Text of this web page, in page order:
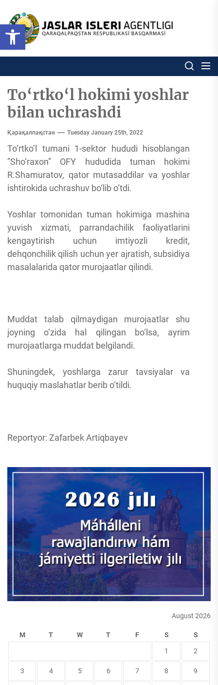
Open toolbar
content
Respublikası
basqarması
Ózbekstan jaslar isleri
To‘rtko‘l hokimi yoshlar
bilan uchrashdi
Қарақалпақстан Tuesday January 25th, 2022
To‘rtko‘l tumani 1-sektor hududi hisoblangan
”Sho‘raxon” OFY hududida tuman hokimi
R.Shamuratov, qator mutasaddilar va yoshlar
ishtirokida uchrashuv bo‘lib o‘tdi.
Yoshlar tomonidan tuman hokimiga mashina
yuvish xizmati, parrandachilik faoliyatlarini
kengaytirish uchun imtiyozli kredit,
dehqonchilik qilish uchun yer ajratish, subsidiya
masalalarida qator murojaatlar qilindi.
Muddat talab qilmaydigan murojaatlar shu
joyning o‘zida hal qilingan bo‘lsa, ayrim
murojaatlarga muddat belgilandi.
Shuningdek, yoshlarga zarur tavsiyalar va
huquqiy maslahatlar berib o‘tildi.
Reportyor: Zafarbek Artiqbayev
August 2026
M T W T F S S
1 2
3 4 5 6 7 8 9